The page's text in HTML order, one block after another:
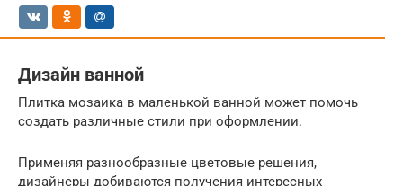
Дизайн ванной
Плитка мозаика в маленькой ванной может помочь
создать различные стили при оформлении.
Применяя разнообразные цветовые решения,
дизайнеры добиваются получения интересных